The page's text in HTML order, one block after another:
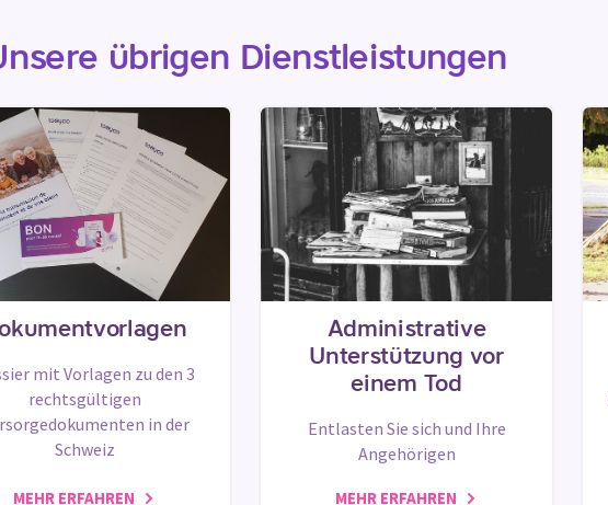
übrigen Dienstleistungen
mit Vorlagen zu den 3
rechtsgültigen
in der
Schweiz
MEHR ERFAHREN
Administrative
Unterstützung vor
einem Tod
Entlasten Sie sich und Ihre
Angehörigen
MEHR ERFAHREN